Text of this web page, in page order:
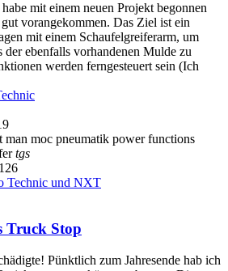
mit einem neuen Projekt begonnen
vorangekommen. Das Ziel ist ein
mit einem Schaufelgreiferarm, um
der ebenfalls vorhandenen Mulde zu
werden ferngesteuert sein (Ich
man moc pneumatik power functions
tgs
Technic und NXT
Truck Stop
Pünktlich zum Jahresende hab ich